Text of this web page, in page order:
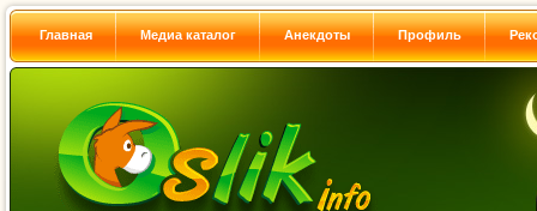
Главная Медиа каталог Анекдоты Профиль